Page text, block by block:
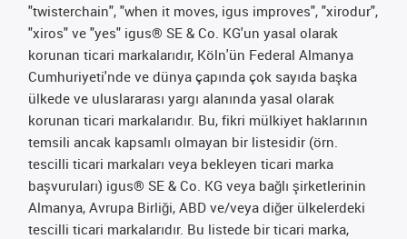
"twisterchain", "when it moves, igus improves", "xirodur",
"xiros" ve "yes" igus® SE & Co. KG'un yasal olarak
korunan ticari markalarıdır, Köln'ün Federal Almanya
Cumhuriyeti'nde ve dünya çapında çok sayıda başka
ülkede ve uluslararası yargı alanında yasal olarak
korunan ticari markalarıdır. Bu, fikri mülkiyet haklarının
temsili ancak kapsamlı olmayan bir listesidir (örn.
tescilli ticari markaları veya bekleyen ticari marka
başvuruları) igus® SE & Co. KG veya bağlı şirketlerinin
Almanya, Avrupa Birliği, ABD ve/veya diğer ülkelerdeki
tescilli ticari markalarıdır. Bu listede bir ticari marka,